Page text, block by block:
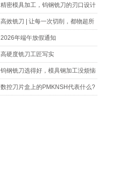
精密键槽加工而生
精密模具加工，钨钢铣刀的刃口设计
究竟藏着什么玄机
高效铣刀 | 让每一次切削，都物超所
值
2026年端午放假通知
高硬度铣刀工匠写实
钨钢铣刀选得好，模具钢加工没烦恼
数控刀片盒上的PMKNSH代表什么?